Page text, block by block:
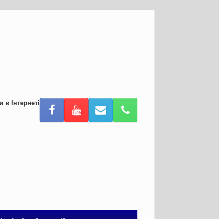
в Інтернеті